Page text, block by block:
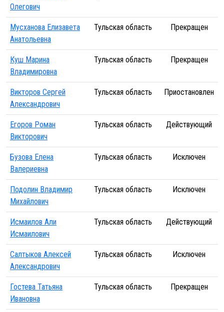
Олегович
Мусханова Елизавета
Анатольевна
Тульская область Прекращен
Куш Марина
Владимировна
Тульская область Прекращен
Викторов Сергей
Александрович
Тульская область Приостановлен
Егоров Роман
Викторович
Тульская область Действующий
Бузова Елена
Валериевна
Тульская область Исключен
Подолин Владимир
Михайлович
Тульская область Исключен
Исмаилов Али
Исмаилович
Тульская область Действующий
Салтыков Алексей
Александрович
Тульская область Исключен
Гостева Татьяна
Ивановна
Тульская область Прекращен